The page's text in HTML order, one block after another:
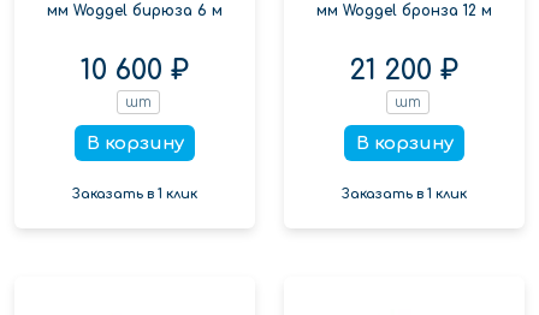
мм Woggel бирюза 6 м
10 600 ₽
шт
В корзину
Заказать в 1 клик
мм Woggel бронза 12 м
21 200 ₽
шт
В корзину
Заказать в 1 клик